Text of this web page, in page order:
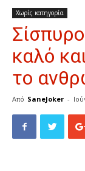
Χωρίς κατηγορία
καλό
το
Από SaneJoker -